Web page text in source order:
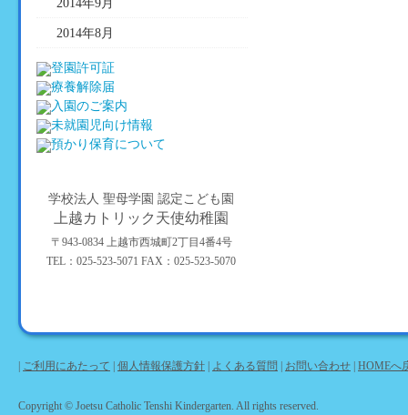
2014年9月
2014年8月
学校法人 聖母学園 認定こども園
上越カトリック天使幼稚園
〒943-0834 上越市西城町2丁目4番4号
TEL：025-523-5071 FAX：025-523-5070
ご利用にあたって 個人情報保護方針 よくある質問 お問い合わせ HOMEへ
Copyright © Joetsu Catholic Tenshi Kindergarten. All rights reserved.